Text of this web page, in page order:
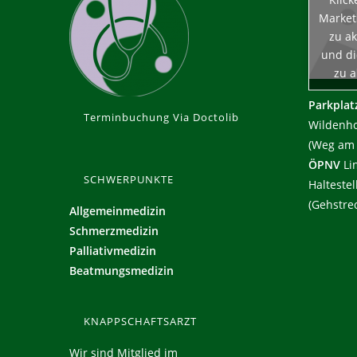
Terminbuchung Via Doctolib
SCHWERPUNKTE
Allgemeinmedizin
Schmerzmedizin
Palliativmedizin
Beatmungsmedizin
KNAPPSCHAFTSARZT
Wir sind Mitglied im
zu
und
zu
(Weg
ÖPNV